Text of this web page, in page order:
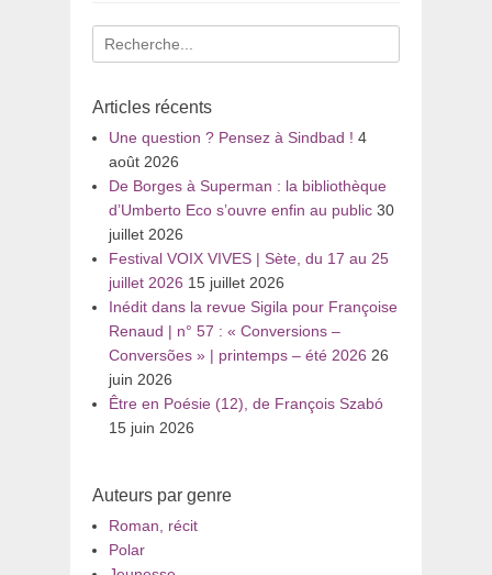
Recherche
pour
Articles récents
Une question ? Pensez à Sindbad ! 4
août 2026
De Borges à Superman : la bibliothèque
d’Umberto Eco s’ouvre enfin au public 30
juillet 2026
Festival VOIX VIVES | Sète, du 17 au 25
juillet 2026 15 juillet 2026
Inédit dans la revue Sigila pour Françoise
Renaud | n° 57 : « Conversions –
Conversões » | printemps – été 2026 26
juin 2026
Être en Poésie (12), de François Szabó
15 juin 2026
Auteurs par genre
Roman, récit
Polar